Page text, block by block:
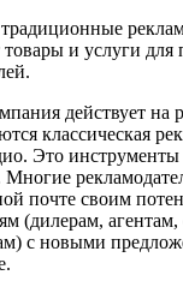
и услуги для
действует на
классическая
Это
Многие
почте своим
(дилерам,
с новыми